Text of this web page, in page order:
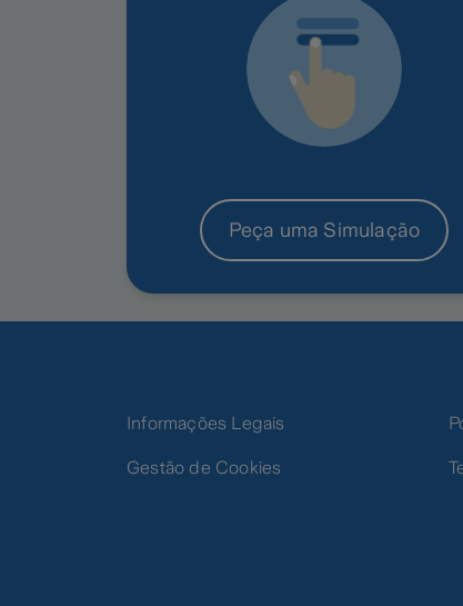
Peça uma Simulação
Informações Legais
Gestão de Cookies